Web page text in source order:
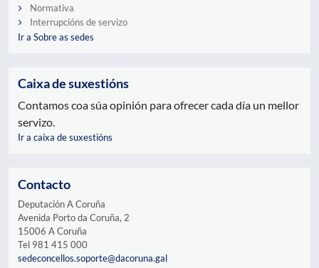
Normativa
Interrupcións de servizo
Ir a Sobre as sedes
Caixa de suxestións
Contamos coa súa opinión para ofrecer cada día un mellor
servizo.
Ir a caixa de suxestións
Contacto
Deputación A Coruña
Avenida Porto da Coruña, 2
15006 A Coruña
Tel 981 415 000
sedeconcellos.soporte@dacoruna.gal